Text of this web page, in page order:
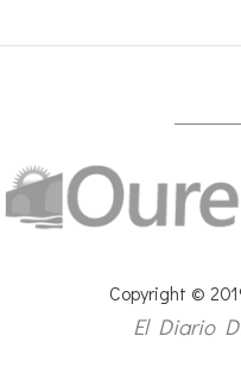
Copyright ©
El Diario